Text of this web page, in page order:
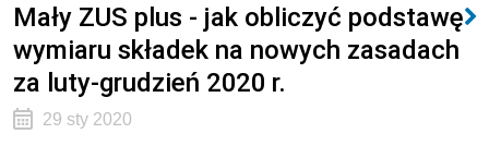
Mały ZUS plus - jak obliczyć podstawę
wymiaru składek na nowych zasadach
za luty-grudzień 2020 r.
29 sty 2020